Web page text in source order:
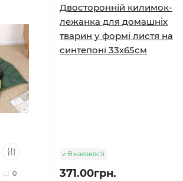
0
Двосторонній килимок-
лежанка для домашніх
тварин у формі листя на
синтепоні 33х65см
В наявності
371.00грн.